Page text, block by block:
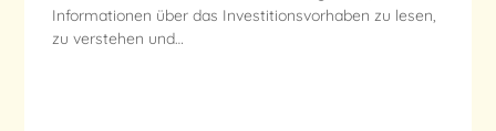
Informationen über das Investitionsvorhaben zu lesen,
zu verstehen und…